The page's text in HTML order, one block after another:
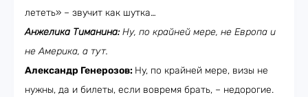
лететь» – звучит как шутка…
Анжелика Тиманина:Ну, по крайней мере, не Европа и
не Америка, а тут.
Александр Генерозов: Ну, по крайней мере, визы не
нужны, да и билеты, если вовремя брать, – недорогие.